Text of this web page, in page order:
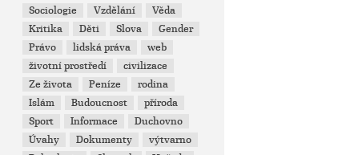
Sociologie
Vzdělání
Věda
Kritika
Děti Slova
Gender
Právo
lidská práva
web
životní prostředí
civilizace
Ze života
Peníze
rodina
Islám
Budoucnost
příroda
Sport
Informace
Duchovno
Úvahy
Dokumenty
výtvarno